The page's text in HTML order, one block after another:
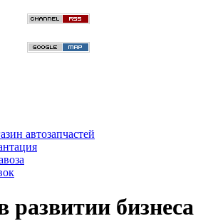
автозапчастей
бизнеса